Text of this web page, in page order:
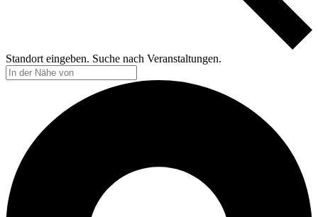
Standort eingeben. Suche nach Veranstaltungen.